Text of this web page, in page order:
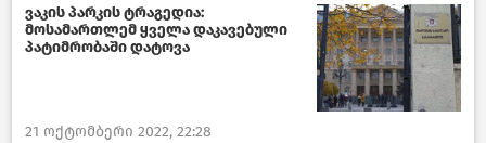
ვაკის პარკის ტრაგედია:
მოსამართლემ ყველა დაკავებული
პატიმრობაში დატოვა
21 ოქტომბერი 2022, 22:28